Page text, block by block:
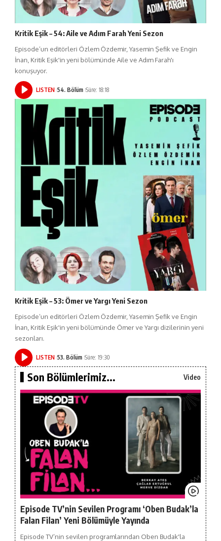
Kritik Eşik – 54: Aile ve Adım Farah Yeni Sezon
Episode’un editörleri Özlem Özdemir, Yasemin Şefik ve Engin
İnan, Kritik Eşik'in yeni bölümünde Aile ve Adım Farah'ı
konuşuyor.
LISTEN 54. Bölüm Süre: 18:18
Kritik Eşik – 53: Ömer ve Yargı Yeni Sezon
Episode’un editörleri Özlem Özdemir, Yasemin Şefik ve Engin
İnan, Kritik Eşik'in yeni bölümünde Ömer ve Yargı dizilerinin yeni
sezonları.
LISTEN 53. Bölüm Süre: 19:30
Son Bölümlerimiz... Video
Episode TV’nin Sevilen Programı ‘Oben Budak’la
Falan Filan’ Yeni Bölümüyle Yayında
Episode TV’nin sevilen programlarından Oben Budak'la